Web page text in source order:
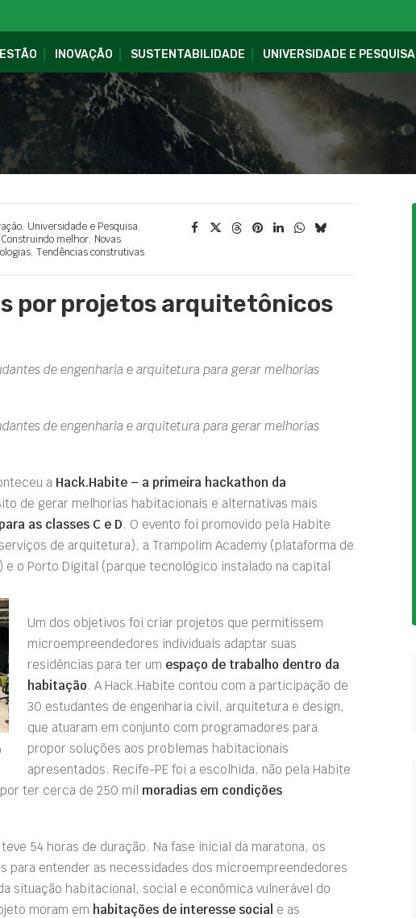
INOVAÇÃO SUSTENTABILIDADE UNIVERSIDADE E PESQUISA
, Universidade e Pesquisa,
Construindo melhor, Novas
, Tendências construtivas
por projetos arquitetônicos
de engenharia e arquitetura para gerar melhorias
de engenharia e arquitetura para gerar melhorias
a Hack.Habite – a primeira hackathon da
de gerar melhorias habitacionais e alternativas mais
as classes C e D. O evento foi promovido pela Habite
de arquitetura), a Trampolim Academy (plataforma de
o Porto Digital (parque tecnológico instalado na capital
Um dos objetivos foi criar projetos que permitissem
microempreendedores individuais adaptar suas
residências para ter um espaço de trabalho dentro da
habitação. A Hack.Habite contou com a participação de
30 estudantes de engenharia civil, arquitetura e design,
que atuaram em conjunto com programadores para
propor soluções aos problemas habitacionais
apresentados. Recife-PE foi a escolhida, não pela Habite
ter cerca de 250 mil moradias em condições
54 horas de duração. Na fase inicial da maratona, os
para entender as necessidades dos microempreendedores
situação habitacional, social e econômica vulnerável do
moram em habitações de interesse social e as